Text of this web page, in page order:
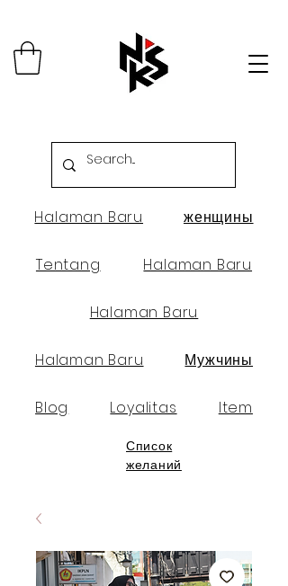
Halaman Baru женщины
Tentang Halaman Baru
Halaman Baru
Halaman Baru Мужчины
Blog Loyalitas Item
Список
желаний